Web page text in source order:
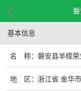
基本信息
名 称：磐安县羊樟荣
地 区：浙江省 金华